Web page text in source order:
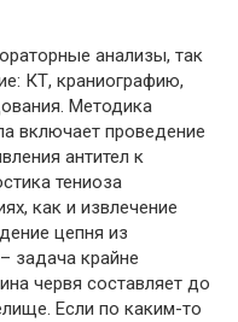
анализы, так
КТ, краниографию,
Методика
включает проведение
антител к
тениоза
как и извлечение
цепня из
задача крайне
червя составляет до
Если по каким-то